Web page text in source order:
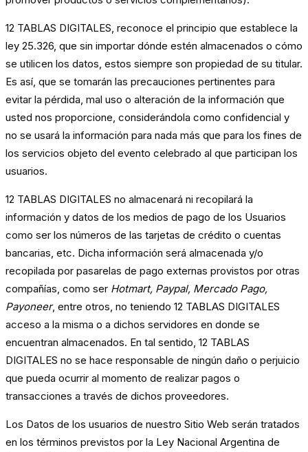
12 TABLAS DIGITALES, reconoce el principio que establece la
ley 25.326, que sin importar dónde estén almacenados o cómo
se utilicen los datos, estos siempre son propiedad de su titular.
Es así, que se tomarán las precauciones pertinentes para
evitar la pérdida, mal uso o alteración de la información que
usted nos proporcione, considerándola como confidencial y
no se usará la información para nada más que para los fines de
los servicios objeto del evento celebrado al que participan los
usuarios.
12 TABLAS DIGITALES no almacenará ni recopilará la
información y datos de los medios de pago de los Usuarios
como ser los números de las tarjetas de crédito o cuentas
bancarias, etc. Dicha información será almacenada y/o
recopilada por pasarelas de pago externas provistos por otras
compañías, como ser Hotmart, Paypal, Mercado Pago,
Payoneer, entre otros, no teniendo 12 TABLAS DIGITALES
acceso a la misma o a dichos servidores en donde se
encuentran almacenados. En tal sentido, 12 TABLAS
DIGITALES no se hace responsable de ningún daño o perjuicio
que pueda ocurrir al momento de realizar pagos o
transacciones a través de dichos proveedores.
Los Datos de los usuarios de nuestro Sitio Web serán tratados
en los términos previstos por la Ley Nacional Argentina de